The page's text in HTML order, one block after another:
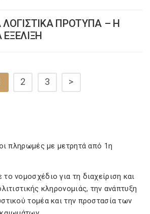
ΛΟΓΙΣΤΙΚΑ ΠΡΟΤΥΠΑ – Η
2 3 >
πληρωμές με μετρητά από 1η
νομοσχέδιο για τη διαχείριση και
κληρονομιάς, την ανάπτυξη
τομέα και την προστασία των